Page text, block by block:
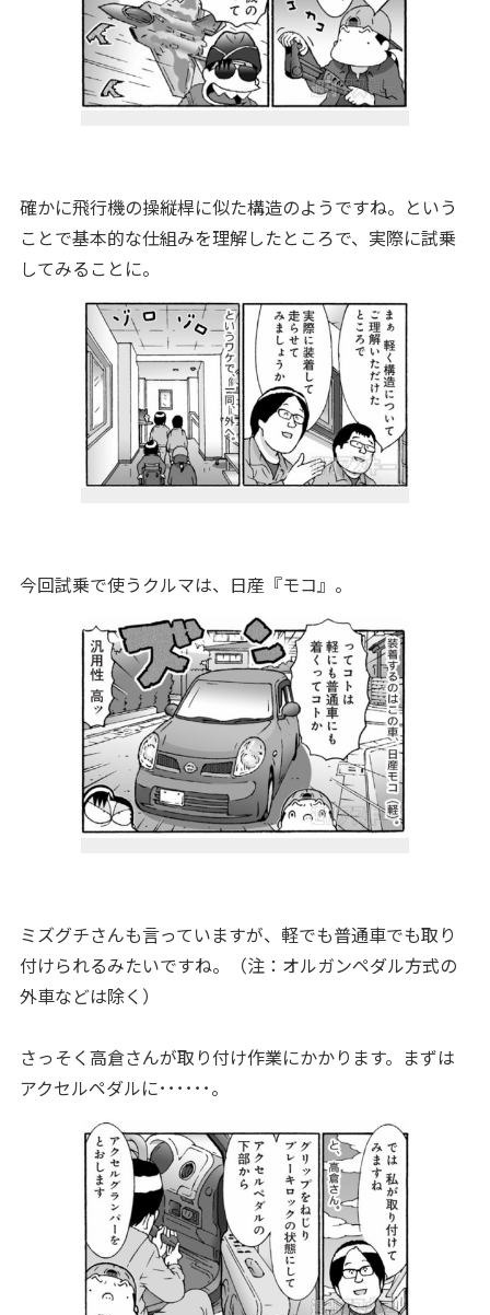
確かに飛行機の操縦桿に似た構造のようですね。という
ことで基本的な仕組みを理解したところで、実際に試乗
してみることに。
今回試乗で使うクルマは、日産『モコ』。
ミズグチさんも言っていますが、軽でも普通車でも取り
付けられるみたいですね。（注：オルガンペダル方式の
外車などは除く）
さっそく高倉さんが取り付け作業にかかります。まずは
アクセルペダルに･･････。